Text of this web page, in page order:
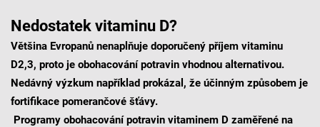
Nedostatek vitaminu D?
Většina Evropanů nenaplňuje doporučený příjem vitaminu
D2,3, proto je obohacování potravin vhodnou alternativou.
Nedávný výzkum například prokázal, že účinným způsobem je
fortifikace pomerančové šťávy.
Programy obohacování potravin vitaminem D zaměřené na